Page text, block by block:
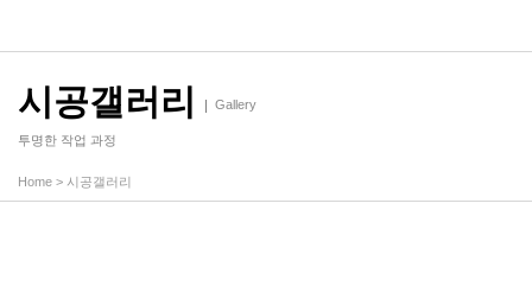
시공갤러리 Gallery
투명한 작업 과정
Home > 시공갤러리